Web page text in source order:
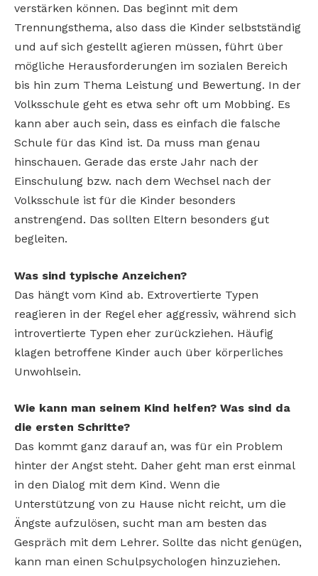
verstärken können. Das beginnt mit dem
Trennungsthema, also dass die Kinder selbstständig
und auf sich gestellt agieren müssen, führt über
mögliche Herausforderungen im sozialen Bereich
bis hin zum Thema Leistung und Bewertung. In der
Volksschule geht es etwa sehr oft um Mobbing. Es
kann aber auch sein, dass es einfach die falsche
Schule für das Kind ist. Da muss man genau
hinschauen. Gerade das erste Jahr nach der
Einschulung bzw. nach dem Wechsel nach der
Volksschule ist für die Kinder besonders
anstrengend. Das sollten Eltern besonders gut
begleiten.
Was sind typische Anzeichen?
Das hängt vom Kind ab. Extrovertierte Typen
reagieren in der Regel eher aggressiv, während sich
introvertierte Typen eher zurückziehen. Häufig
klagen betroffene Kinder auch über körperliches
Unwohlsein.
Wie kann man seinem Kind helfen? Was sind da
die ersten Schritte?
Das kommt ganz darauf an, was für ein Problem
hinter der Angst steht. Daher geht man erst einmal
in den Dialog mit dem Kind. Wenn die
Unterstützung von zu Hause nicht reicht, um die
Ängste aufzulösen, sucht man am besten das
Gespräch mit dem Lehrer. Sollte das nicht genügen,
kann man einen Schulpsychologen hinzuziehen.